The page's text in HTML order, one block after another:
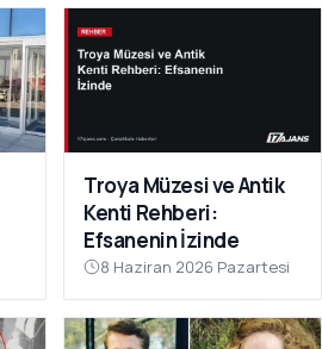
Troya Müzesi ve Antik
Kenti Rehberi:
Efsanenin İzinde
8 Haziran 2026 Pazartesi